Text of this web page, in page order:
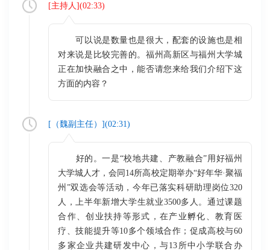
[主持人](02:33)
可以说是数量也是很大，配套的设施也是相
对来说是比较完善的。福州高新区与福州大学城
正在加快融合之中，能否请您来给我们介绍下这
方面的内容？
[（魏副主任）](02:31)
好的。一是“校地共建、产教融合”用好福州
大学城人才，会同14所高校定期举办“好年华·聚福
州”双选会等活动，今年已落实科研助理岗位320
人，上半年新增大学生就业3500多人。通过课题
合作、创业扶持等形式，在产业孵化、教育医
疗、技能提升等10多个领域合作；促成高校与60
多家企业共建研发中心，与13所中小学联合办